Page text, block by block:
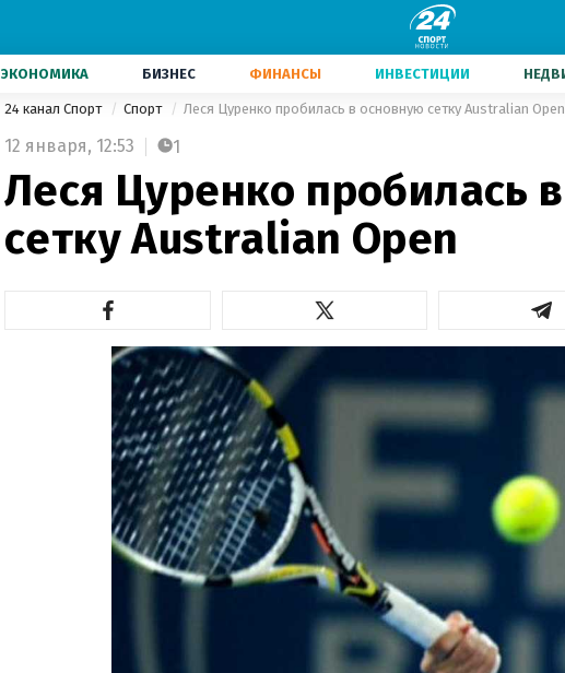
ЭКОНОМИКА БИЗНЕС ФИНАНСЫ ИНВЕСТИЦИИ
24 канал Спорт Спорт Леся Цуренко пробилась в основную сетку Australian Open
12 января, 12:53 1
Леся Цуренко пробилась
сетку Australian Open